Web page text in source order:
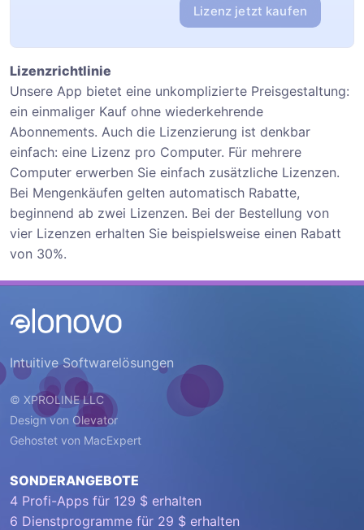
Lizenz jetzt kaufen
Lizenzrichtlinie
Unsere App bietet eine unkomplizierte Preisgestaltung:
ein einmaliger Kauf ohne wiederkehrende
Abonnements. Auch die Lizenzierung ist denkbar
einfach: eine Lizenz pro Computer. Für mehrere
Computer erwerben Sie einfach zusätzliche Lizenzen.
Bei Mengenkäufen gelten automatisch Rabatte,
beginnend ab zwei Lizenzen. Bei der Bestellung von
vier Lizenzen erhalten Sie beispielsweise einen Rabatt
von 30%.
Intuitive Softwarelösungen
© XPROLINE LLC
Design von Olevator
Gehostet von MacExpert
SONDERANGEBOTE
4 Profi-Apps für 129 $ erhalten
6 Dienstprogramme für 29 $ erhalten